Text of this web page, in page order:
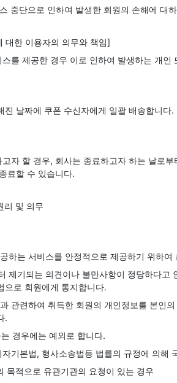
단으로 인하여 발생한 회원의 손해에 대
대한 이용자의 의무와 책임]
를 제공한 경우 이로 인하여 발생하는 개
진 날짜에 쿠폰 수신자에게 일괄 배송합니
자 할 경우, 회사는 종료하고자 하는 날로
료할 수 있습니다.
리 및 의무
는 서비스를 안정적으로 제공하기 위하여
기되는 의견이나 불만사항이 정당하다고
으로 회원에게 통지합니다.
관련하여 취득한 회원의 개인정보를 본인
.
경우에는 예외로 합니다.
자기본법, 형사소송법등 법률의 규정에 의해
목적으로 유관기관의 요청이 있는 경우